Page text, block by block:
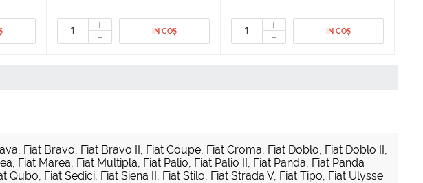
+
- IN COȘ +
- IN COȘ
, Fiat Bravo, Fiat Bravo II, Fiat Coupe, Fiat Croma, Fiat Doblo, Fiat Doblo II,
, Fiat Marea, Fiat Multipla, Fiat Palio, Fiat Palio II, Fiat Panda, Fiat Panda
Qubo, Fiat Sedici, Fiat Siena II, Fiat Stilo, Fiat Strada V, Fiat Tipo, Fiat Ulysse